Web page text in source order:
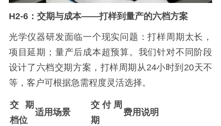
H2-6：交期与成本——打样到量产的六档方案
光学仪器研发面临一个现实问题：打样周期太长，
项目延期；量产后成本超预算。我们针对不同阶段
设计了六档交期方案，打样周期从24小时到20天不
等，客户可根据急需程度灵活选择。
交期
档位
适用场景
交付周
期
费用说明